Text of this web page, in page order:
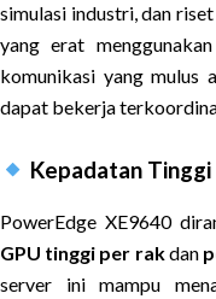
simulasi industri, dan
yang erat
komunikasi yang mulus
dapat bekerja
Kepadatan Tinggi
PowerEdge XE9640
GPU tinggi per rakdan
server ini mampu